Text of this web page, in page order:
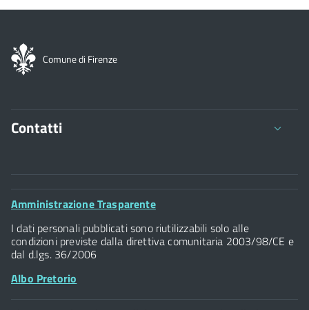
Comune di Firenze
Contatti
Comune di Firenze
Palazzo Vecchio
Piazza della Signoria - 50122, Firenze
P.IVA 01307110484
Footer
Amministrazione Trasparente
I dati personali pubblicati sono riutilizzabili solo alle
condizioni previste dalla direttiva comunitaria 2003/98/CE e
dal d.lgs. 36/2006
Albo Pretorio